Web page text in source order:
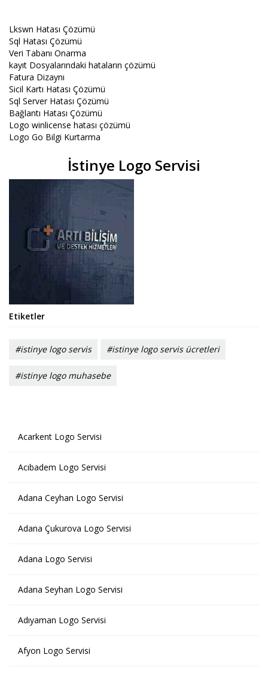
Lkswn Hatası Çözümü
Sql Hatası Çözümü
Veri Tabanı Onarma
kayıt Dosyalarındaki hataların çözümü
Fatura Dizaynı
Sicil Kartı Hatası Çözümü
Sql Server Hatası Çözümü
Bağlantı Hatası Çözümü
Logo winlicense hatası çözümü
Logo Go Bilgi Kurtarma
İstinye Logo Servisi
Etiketler
#istinye logo servis #istinye logo servis ücretleri
#istinye logo muhasebe
Acarkent Logo Servisi
Acıbadem Logo Servisi
Adana Ceyhan Logo Servisi
Adana Çukurova Logo Servisi
Adana Logo Servisi
Adana Seyhan Logo Servisi
Adıyaman Logo Servisi
Afyon Logo Servisi